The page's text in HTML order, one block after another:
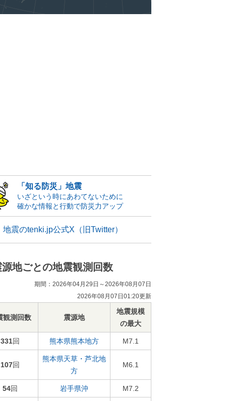
「知る防災」地震
いざという時にあわてないために
確かな情報と行動で防災力アップ
地震のtenki.jp公式X（旧Twitter）
源地ごとの地震観測回数
期間：2026年04月29日～2026年08月07日
2026年08月07日01:20更新
観測回数 震源地
地震規模
の最大
331回 熊本県熊本地方 M7.1
107回
熊本県天草・芦北地
方
M6.1
54回 岩手県沖 M7.2